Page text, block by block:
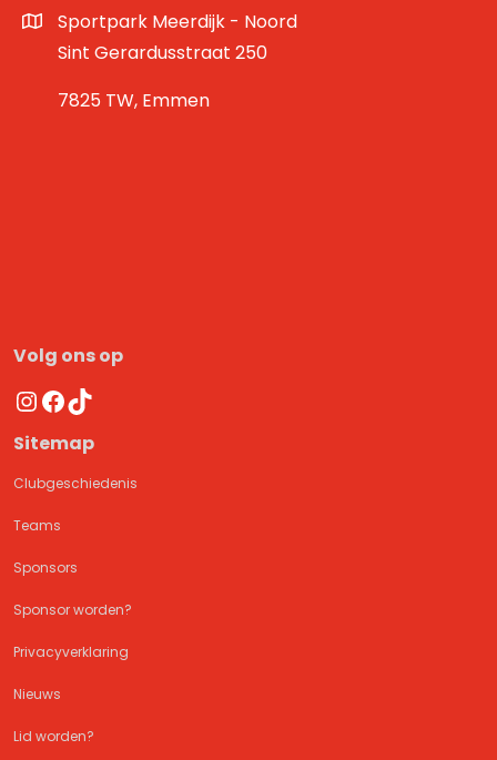
Sportpark Meerdijk - Noord
Sint Gerardusstraat 250
7825 TW, Emmen
Volg ons op
Instagram
Facebook
TikTok
Sitemap
Clubgeschiedenis
Teams
Sponsors
Sponsor worden?
Privacyverklaring
Nieuws
Lid worden?